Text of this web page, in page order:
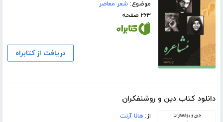
موضوع:شعر معاصر
۲۶۳ صفحه
دریافت از کتابراه
دانلود کتاب دین و روشنفکران
از:هانا آرنت